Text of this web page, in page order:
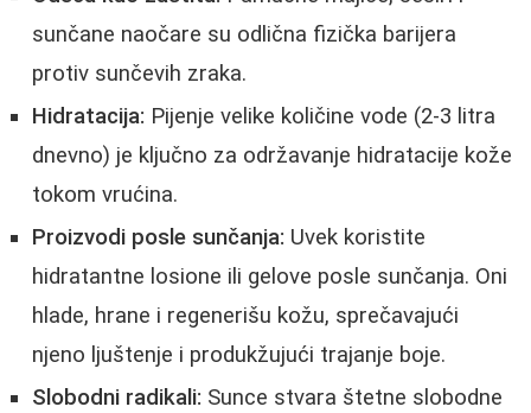
sunčane naočare su odlična fizička barijera
protiv sunčevih zraka.
Hidratacija: Pijenje velike količine vode (2-3 litra
dnevno) je ključno za održavanje hidratacije kože
tokom vrućina.
Proizvodi posle sunčanja: Uvek koristite
hidratantne losione ili gelove posle sunčanja. Oni
hlade, hrane i regenerišu kožu, sprečavajući
njeno ljuštenje i produkžujući trajanje boje.
Slobodni radikali: Sunce stvara štetne slobodne